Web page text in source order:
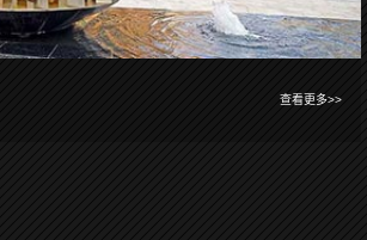
查看更多>>